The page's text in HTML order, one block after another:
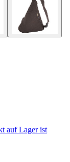
auf Lager ist